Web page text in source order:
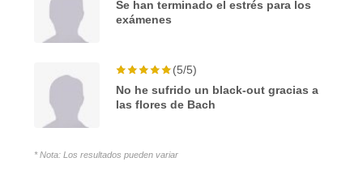
Se han terminado el estrés para los
exámenes
(5/5)
No he sufrido un black-out gracias a
las flores de Bach
* Nota: Los resultados pueden variar